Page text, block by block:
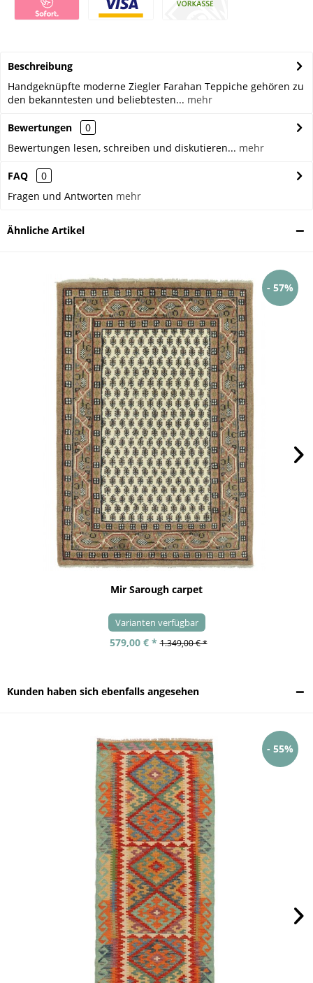
Beschreibung
Handgeknüpfte moderne Ziegler Farahan Teppiche gehören zu
den bekanntesten und beliebtesten... mehr
Bewertungen
0
Bewertungen lesen, schreiben und diskutieren... mehr
FAQ
0
Fragen und Antworten mehr
Ähnliche Artikel
- 57%
Mir Sarough carpet
Varianten verfügbar
579,00 € * 1.349,00 € *
Kunden haben sich ebenfalls angesehen
- 55%